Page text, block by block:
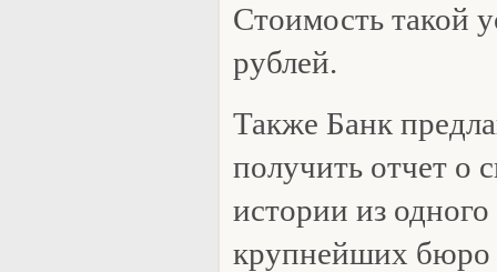
Стоимость такой
рублей.
Также Банк
получить отчет о
истории из
крупнейших бюро